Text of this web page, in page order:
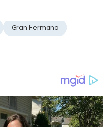
Gran Hermano